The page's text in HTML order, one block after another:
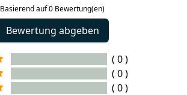
Basierend auf 0 Bewertung(en)
Bewertung abgeben
( 0 )
( 0 )
( 0 )